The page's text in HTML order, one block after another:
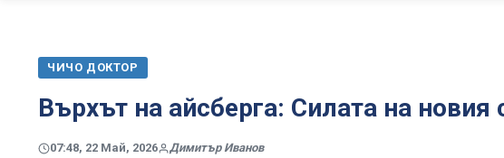
ЧИЧО ДОКТОР
Върхът на айсберга: Силата на
07:48, 22 Май, 2026 Димитър Иванов